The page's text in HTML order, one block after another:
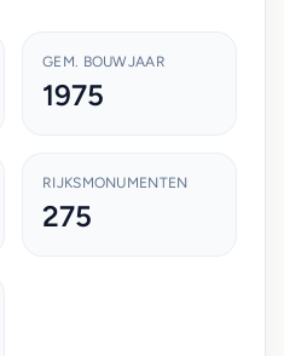
GEM. BOUWJAAR
1975
RIJKSMONUMENTEN
275